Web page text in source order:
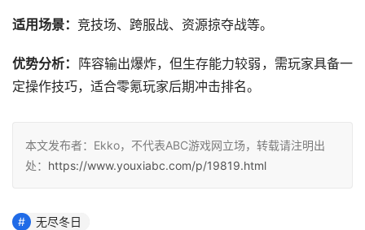
‌适用场景‌： 竞技场、跨服战、资源掠夺战等。
‌优势分析‌：
阵容输出爆炸，但生存能力较弱，需玩家具备一
定操作技巧，适合零氪玩家后期冲击排名。
本文发布者：Ekko，不代表ABC游戏网立场，转载请注明出
处： https://www.youxiabc.com/p/19819.html
无尽冬日